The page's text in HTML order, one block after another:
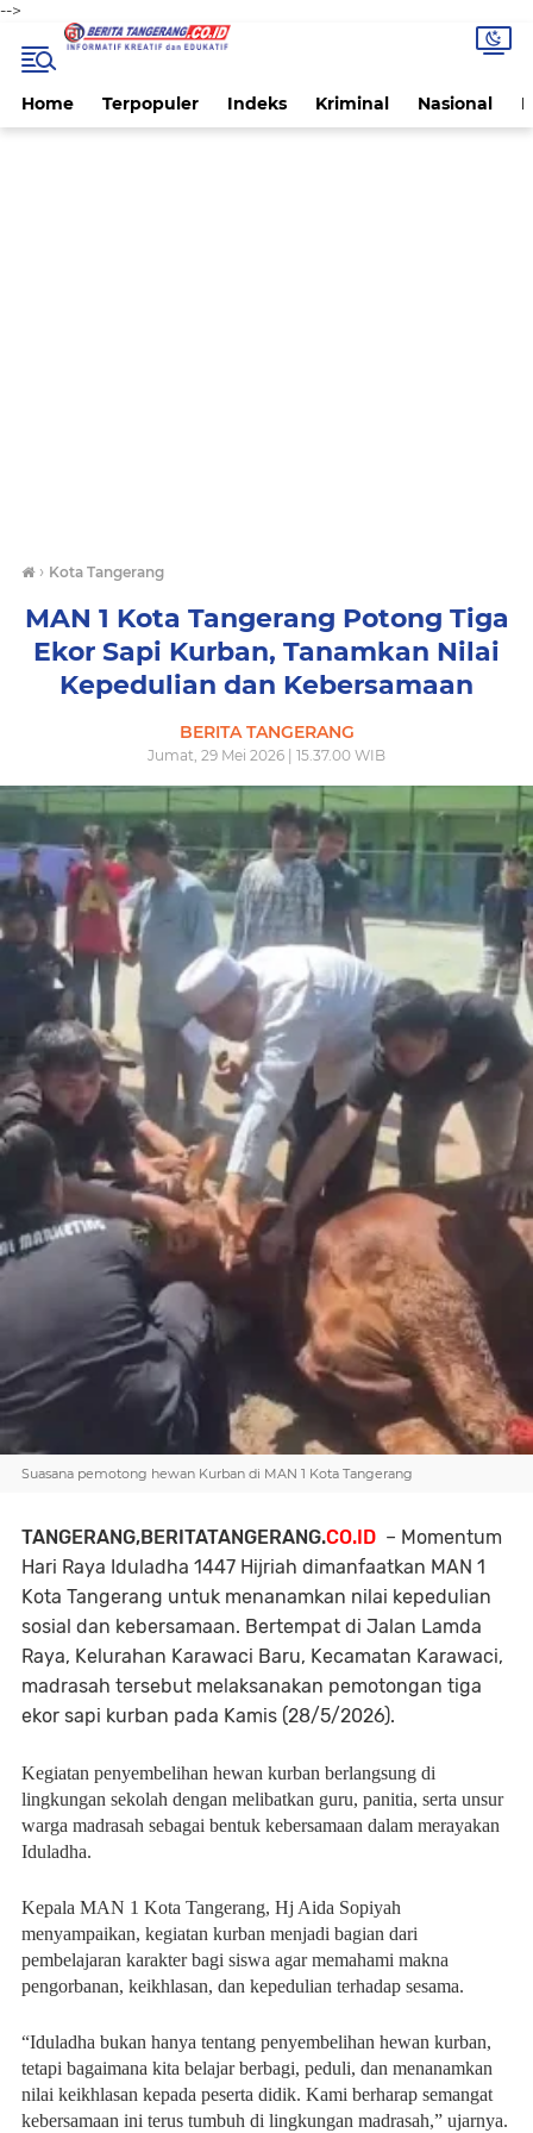
-->
Home Terpopuler Indeks Kriminal Nasional
› Kota Tangerang
MAN 1 Kota Tangerang Potong Tiga
Ekor Sapi Kurban, Tanamkan Nilai
Kepedulian dan Kebersamaan
BERITA TANGERANG
Jumat, 29 Mei 2026 | 15.37.00 WIB
Suasana pemotong hewan Kurban di MAN 1 Kota Tangerang
TANGERANG,BERITATANGERANG.CO.ID – Momentum
Hari Raya Iduladha 1447 Hijriah dimanfaatkan MAN 1
Kota Tangerang untuk menanamkan nilai kepedulian
sosial dan kebersamaan. Bertempat di Jalan Lamda
Raya, Kelurahan Karawaci Baru, Kecamatan Karawaci,
madrasah tersebut melaksanakan pemotongan tiga
ekor sapi kurban pada Kamis (28/5/2026).
Kegiatan penyembelihan hewan kurban berlangsung di
lingkungan sekolah dengan melibatkan guru, panitia, serta unsur
warga madrasah sebagai bentuk kebersamaan dalam merayakan
Iduladha.
Kepala MAN 1 Kota Tangerang, Hj Aida Sopiyah
menyampaikan, kegiatan kurban menjadi bagian dari
pembelajaran karakter bagi siswa agar memahami makna
pengorbanan, keikhlasan, dan kepedulian terhadap sesama.
“Iduladha bukan hanya tentang penyembelihan hewan kurban,
tetapi bagaimana kita belajar berbagi, peduli, dan menanamkan
nilai keikhlasan kepada peserta didik. Kami berharap semangat
kebersamaan ini terus tumbuh di lingkungan madrasah,” ujarnya.